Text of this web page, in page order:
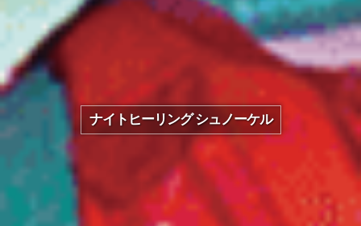
ナイトヒーリング シュノーケル